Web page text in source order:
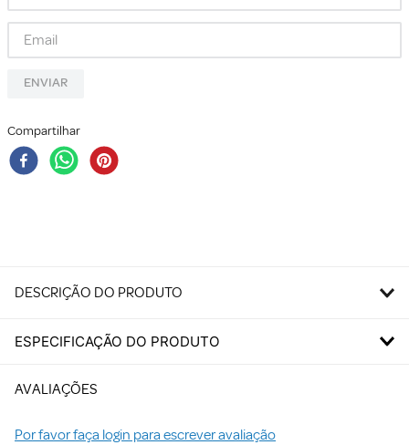
ENVIAR
Compartilhar
DESCRIÇÃO DO PRODUTO
ESPECIFICAÇÃO DO PRODUTO
AVALIAÇÕES
Por favor faça login para escrever avaliação